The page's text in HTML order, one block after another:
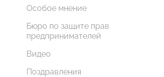
Особое мнение
Бюро по защите прав
предпринимателей
Видео
Поздравления